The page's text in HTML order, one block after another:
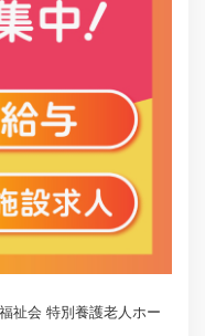
祉会 特別養護老人ホー